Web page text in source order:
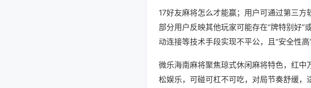
17好友麻将怎么才能赢；用户可通过第三方
部分用户反映其他玩家可能存在“牌特别好”
动连接等技术手段实现不平公，且“安全性高
微乐海南麻将聚焦琼式休闲麻将特色，红
松娱乐，可碰可杠不可吃，对局节奏舒缓